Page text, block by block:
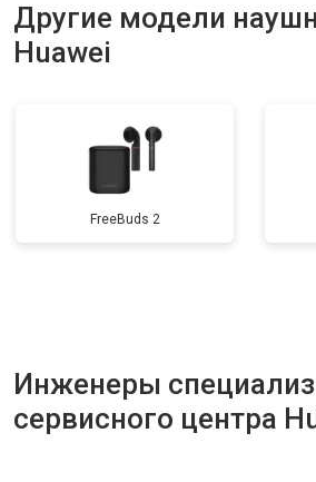
Другие модели
Huawei
FreeBuds 2
Инженеры
сервисного центра